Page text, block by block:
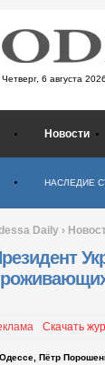
Четверг, 6 августа 2026
Новости
НАСЛЕДИЕ
Daily ›
Скачать
Пётр